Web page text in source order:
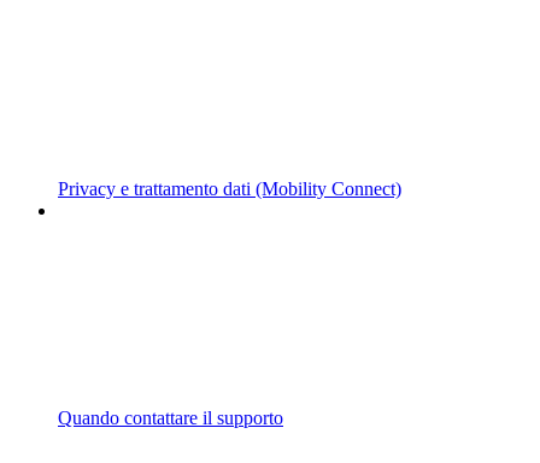
Privacy e trattamento dati (Mobility Connect)
Quando contattare il supporto